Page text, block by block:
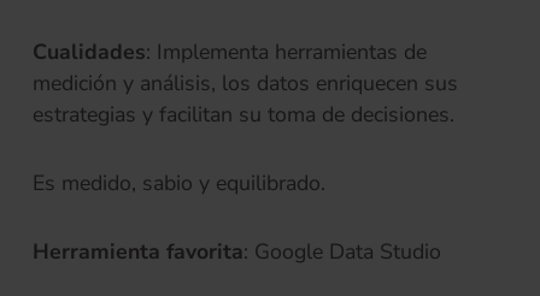
Cualidades: Implementa herramientas de
medición y análisis, los datos enriquecen sus
estrategias y facilitan su toma de decisiones.
Es medido, sabio y equilibrado.
Herramienta favorita: Google Data Studio